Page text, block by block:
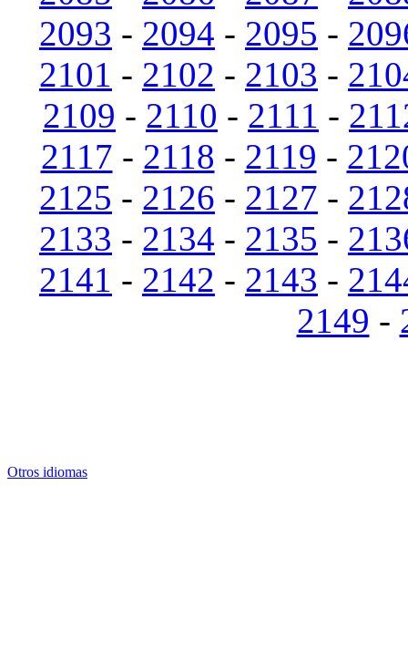
2093 - 2094 - 2095 -
2101 - 2102 - 2103 -
2109 - 2110 - 2111 -
2117 - 2118 - 2119 -
2125 - 2126 - 2127 -
2133 - 2134 - 2135 -
2141 - 2142 - 2143 -
2149 -
Otros idiomas